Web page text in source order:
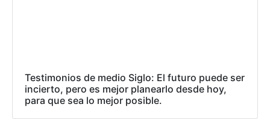
Testimonios de medio Siglo: El futuro puede ser
incierto, pero es mejor planearlo desde hoy,
para que sea lo mejor posible.